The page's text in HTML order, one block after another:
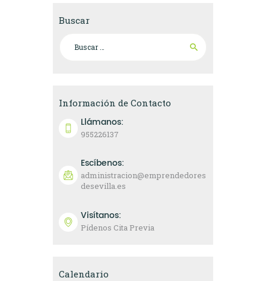
Buscar
Información de Contacto
Llámanos:
955226137
Escíbenos:
administracion@emprendedores
desevilla.es
Visítanos:
Pídenos Cita Previa
Calendario